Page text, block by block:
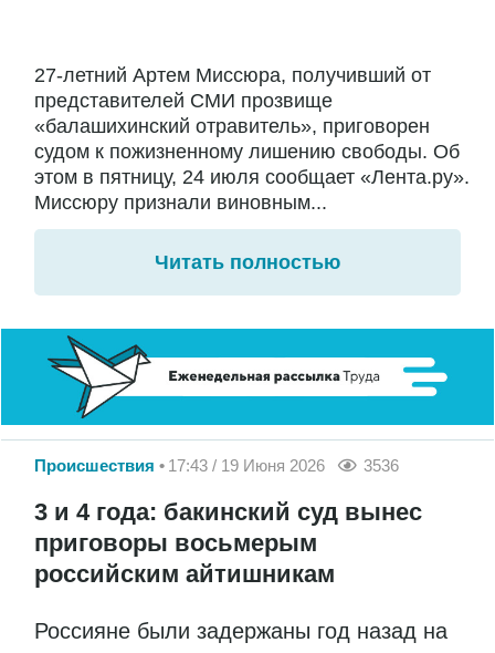
27-летний Артем Миссюра, получивший от
представителей СМИ прозвище
«балашихинский отравитель», приговорен
судом к пожизненному лишению свободы. Об
этом в пятницу, 24 июля сообщает «Лента.ру».
Миссюру признали виновным...
Читать полностью
Происшествия 17:43 / 19 Июня 2026 3536
3 и 4 года: бакинский суд вынес
приговоры восьмерым
российским айтишникам
Россияне были задержаны год назад на